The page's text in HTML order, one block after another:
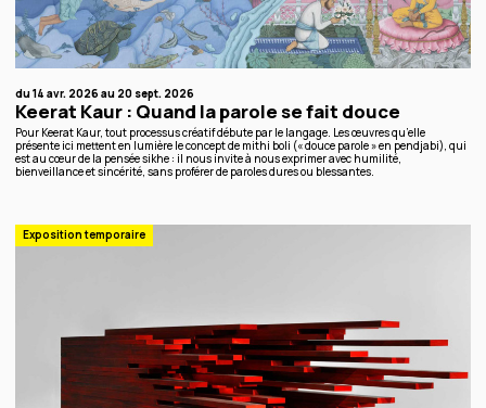
du 14 avr. 2026 au 20 sept. 2026
Keerat Kaur : Quand la parole se fait douce
Pour Keerat Kaur, tout processus créatif débute par le langage. Les œuvres qu’elle
présente ici mettent en lumière le concept de mithi boli (« douce parole » en pendjabi), qui
est au cœur de la pensée sikhe : il nous invite à nous exprimer avec humilité,
bienveillance et sincérité, sans proférer de paroles dures ou blessantes.
Exposition temporaire